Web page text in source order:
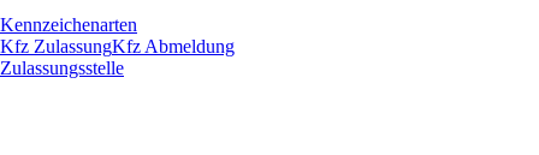
Kennzeichenarten
Kfz ZulassungKfz Abmeldung
Zulassungsstelle